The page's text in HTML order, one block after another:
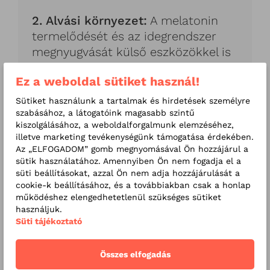
2. Alvási környezet: A melatonin
termelődését és az idegrendszer
megnyugvását külső eszközökkel is
segíthetjük.
Sötétítés: A hálószoba legyen
sötét, még nappali alvásoknál
is. Ez nemcsak a melatonin
miatt fontos, hanem azért is,
hogy a vizuális ingereket
kizárjuk.
Fehér zaj: A monoton,
folyamatos hangelfedés (pl.
mikroébredéseket és elnyomja
Ez a weboldal sütiket használ!
Sütiket használunk a tartalmak és hirdetések személyre
szabásához, a látogatóink magasabb szintű
kiszolgálásához, a weboldalforgalmunk elemzéséhez,
illetve marketing tevékenységünk támogatása érdekében.
Az „ELFOGADOM” gomb megnyomásával Ön hozzájárul a
sütik használatához. Amennyiben Ön nem fogadja el a
süti beállításokat, azzal Ön nem adja hozzájárulását a
cookie-k beállításához, és a továbbiakban csak a honlap
működéshez elengedhetetlenül szükséges sütiket
használjuk.
Süti tájékoztató
Összes elfogadás